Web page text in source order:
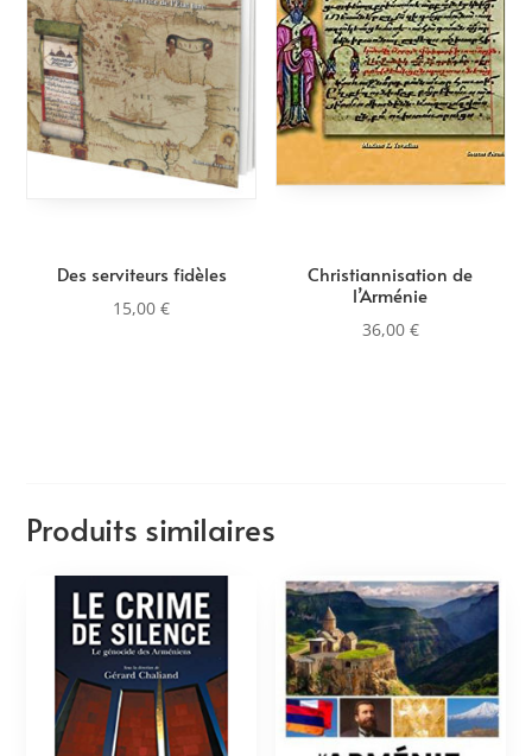
Des serviteurs fidèles
15,00€
Christiannisation de
l’Arménie
36,00 €
Produits similaires